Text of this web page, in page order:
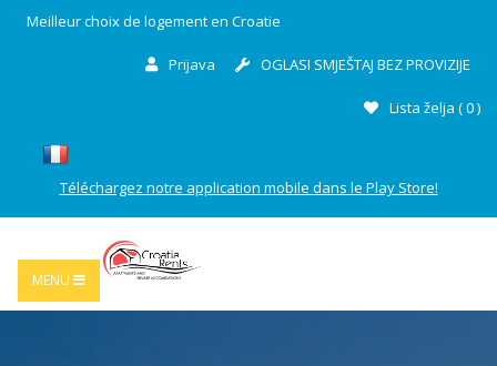
Meilleur choix de logement en Croatie
Prijava OGLASI SMJEŠTAJ BEZ PROVIZIJE
Lista želja (0)
Téléchargez notre application mobile dans le Play Store!
MENU